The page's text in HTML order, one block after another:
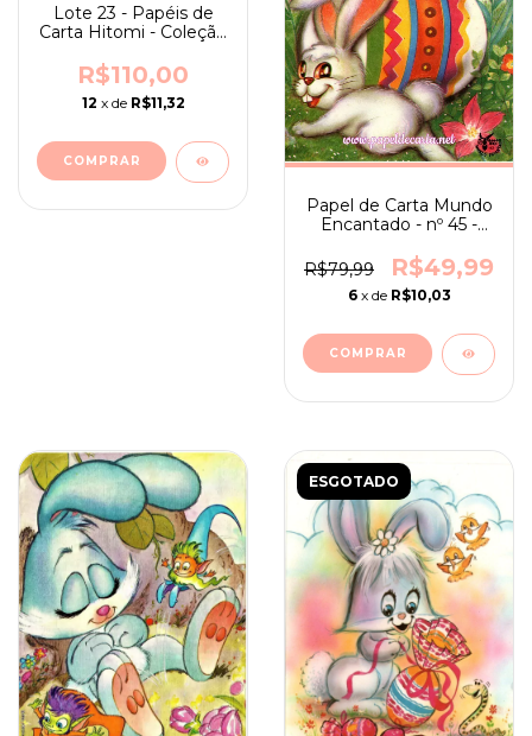
Lote 23 - Papéis de
Carta Hitomi - Coleção
R$110,00
12 x de R$11,32
Papel de Carta Mundo
Encantado - nº 45 -
R$79,99
R$49,99
6 x de R$10,03
ESGOTADO